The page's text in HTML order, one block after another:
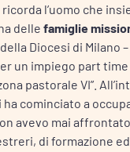
l’uomo che
delle famiglie
della Diocesi di Milano
un impiego part time
pastorale VI”.
cominciato a
avevo mai
di formazione